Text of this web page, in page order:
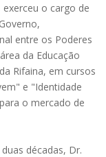
o cargo de
entre os Poderes
da Educação
Rifaina, em cursos
e "Identidade
o mercado de
décadas, Dr.